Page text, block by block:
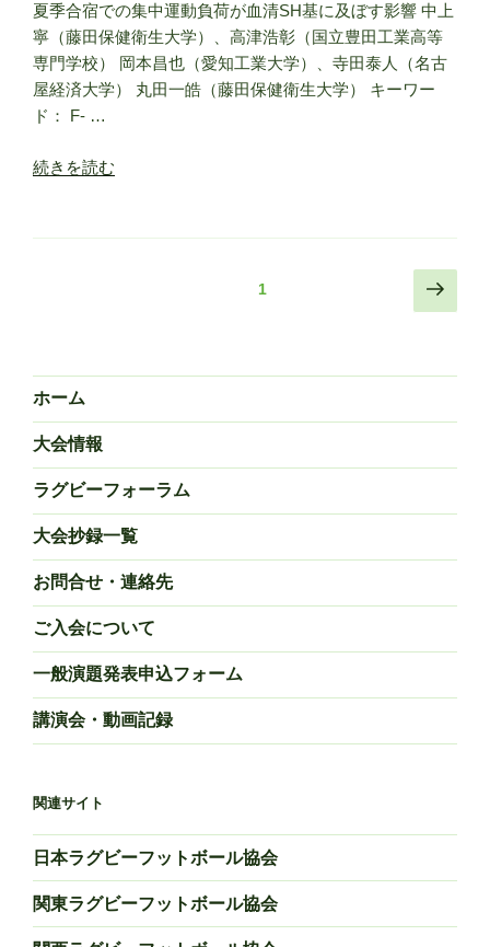
よ
る
影
響”
の
ビ
ー
連
盟
（ﾃﾞ
ﾗ
ﾋﾞ
つ
い
て
(2)”
の
夏季合宿での集中運動負荷が血清SH基に及ぼす影響 中上
寧（藤田保健衛生大学）、高津浩彰（国立豊田工業高等
専門学校） 岡本昌也（愛知工業大学）、寺田泰人（名古
屋経済大学） 丸田一皓（藤田保健衛生大学） キーワー
ド： F- …
“夏
宿
運
動
負
荷
が
清
SH
基
に
及
影
響”
続きを読む
ペ
ー
ジ
送
り
固定ページ1
次
の
ホーム
大会情報
ラグビーフォーラム
大会抄録一覧
お問合せ・連絡先
ご入会について
一般演題発表申込フォーム
講演会・動画記録
関連サイト
日本ラグビーフットボール協会
関東ラグビーフットボール協会